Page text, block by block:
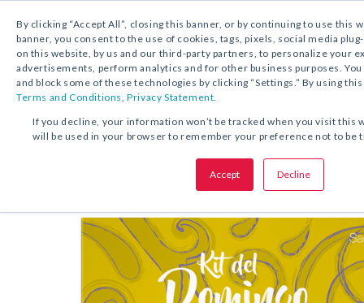
By clicking “Accept All”, closing this banner, or by continuing to use this
banner, you consent to the use of cookies, tags, pixels, social media
on this website, by us and our third-party partners, to personalize your
advertisements, perform analytics and for other business purposes.
and block some of these technologies by clicking “Settings.” By using
Terms and Conditions,Privacy Statement.
If you decline, your information won’t be tracked when you visit this
will be used in your browser to remember your preference not to be
Accept Decline
DESCARGA GRATUITA:KIT
Domingo catequético